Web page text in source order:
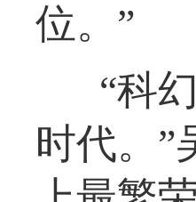
位。”
“科
时代。”